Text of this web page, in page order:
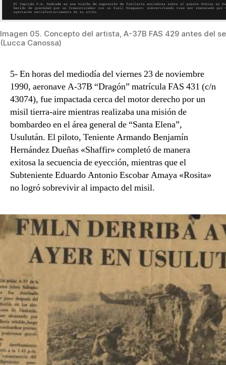
Imagen 05. Concepto del artista, A-37B FAS 429 antes del
(Lucca Canossa)
5- En horas del mediodía del viernes 23 de noviembre
1990, aeronave A-37B “Dragón” matrícula FAS 431 (c/n
43074), fue impactada cerca del motor derecho por un
misil tierra-aire mientras realizaba una misión de
bombardeo en el área general de “Santa Elena”,
Usulután. El piloto, Teniente Armando Benjamín
Hernández Dueñas «Shaffir» completó de manera
exitosa la secuencia de eyección, mientras que el
Subteniente Eduardo Antonio Escobar Amaya «Rosita»
no logró sobrevivir al impacto del misil.